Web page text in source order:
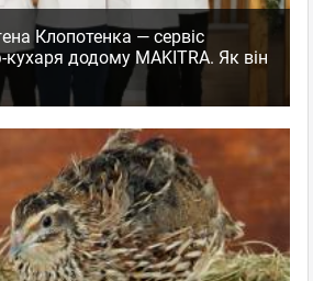
Клопотенка — сервіс
додому MAKITRA. Як він